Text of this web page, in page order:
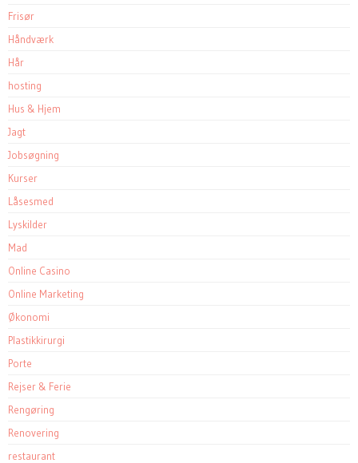
Frisør
Håndværk
Hår
hosting
Hus & Hjem
Jagt
Jobsøgning
Kurser
Låsesmed
Lyskilder
Mad
Online Casino
Online Marketing
Økonomi
Plastikkirurgi
Porte
Rejser & Ferie
Rengøring
Renovering
restaurant